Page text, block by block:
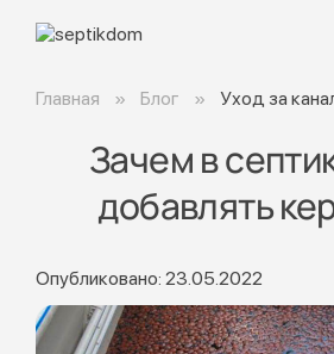
Главная Блог Уход за
Зачем в
добавлять
Опубликовано: 23.05.2022